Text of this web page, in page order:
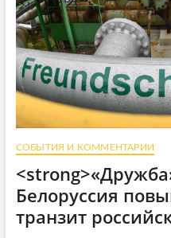
СОБЫТИЯ И КОММЕНТАРИИ
Белоруссия
транзит